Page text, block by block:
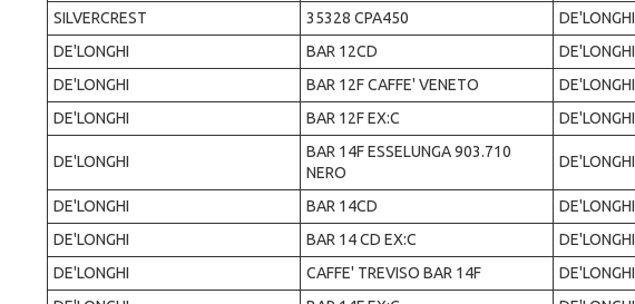
SILVERCREST
35328 CPA450 DE'LONGHI
DE'LONGHI
BAR 12CD DE'LONGHI
DE'LONGHI
BAR 12F CAFFE' VENETO DE'LONGHI
DE'LONGHI
BAR 12F EX:C DE'LONGHI
DE'LONGHI
BAR 14F ESSELUNGA 903.710
NERO
DE'LONGHI
DE'LONGHI BAR 14CD DE'LONGHI
DE'LONGHI
BAR 14 CD EX:C DE'LONGHI
DE'LONGHI
CAFFE' TREVISO BAR 14F DE'LONGHI